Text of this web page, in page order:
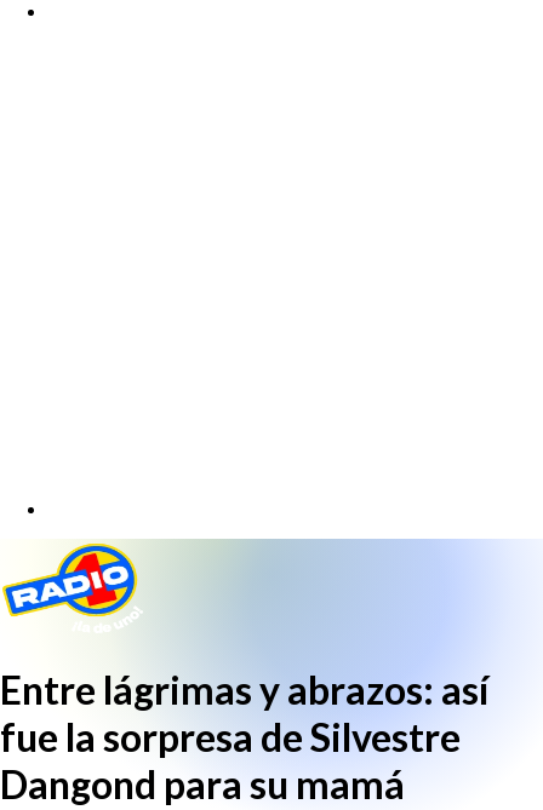
Entre lágrimas y abrazos: así
fue la sorpresa de Silvestre
Dangond para su mamá